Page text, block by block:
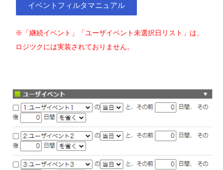
イベントフィルタマニュアル
※「継続イベント」「ユーザイベント未選択日リスト」は、
ロジツクには実装されておりません。